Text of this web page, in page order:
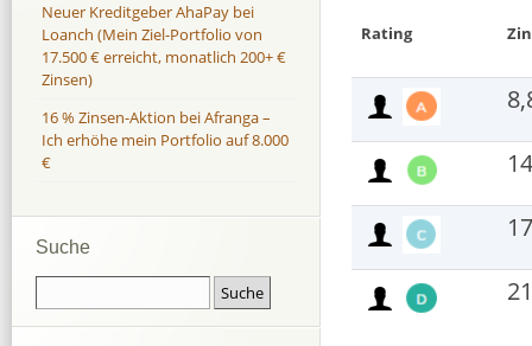
Rating
Neuer Kreditgeber AhaPay bei
Loanch (Mein Ziel-Portfolio von
17.500 € erreicht, monatlich 200+ €
Zinsen)
16 % Zinsen-Aktion bei Afranga –
Ich erhöhe mein Portfolio auf 8.000
€
Suche